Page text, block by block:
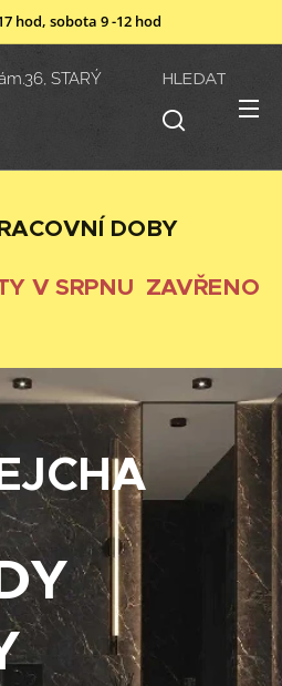
hod, sobota 9 -12 hod
STARÝ
HLEDAT
DOBY
V SRPNU ZAVŘENO